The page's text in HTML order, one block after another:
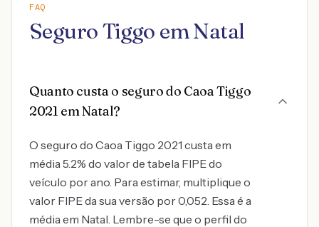
FAQ
Seguro Tiggo em Natal
Quanto custa o seguro do Caoa Tiggo
2021 em Natal?
O seguro do Caoa Tiggo 2021 custa em
média 5.2% do valor de tabela FIPE do
veículo por ano. Para estimar, multiplique o
valor FIPE da sua versão por 0,052. Essa é a
média em Natal. Lembre-se que o perfil do